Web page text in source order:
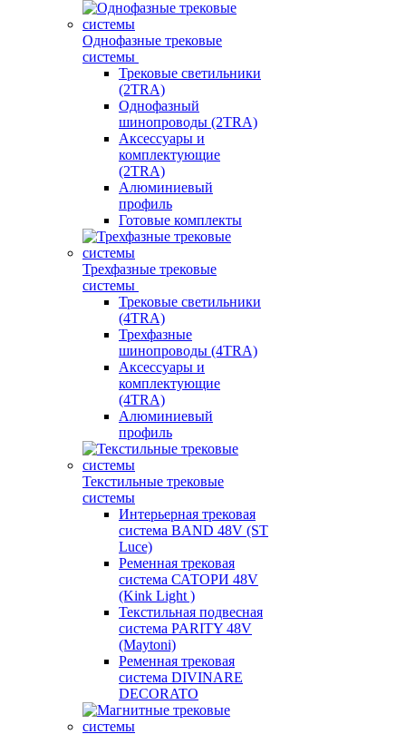
Однофазные трековые
системы
Трековые светильники
(2TRA)
Однофазный
шинопроводы (2TRA)
Аксессуары и
комплектующие
(2TRA)
Алюминиевый
профиль
Готовые комплекты
Трехфазные трековые
системы
Трековые светильники
(4TRA)
Трехфазные
шинопроводы (4TRA)
Аксессуары и
комплектующие
(4TRA)
Алюминиевый
профиль
Текстильные трековые
системы
Интерьерная трековая
система BAND 48V (ST
Luce)
Ременная трековая
система САТОРИ 48V
(Kink Light )
Текстильная подвесная
система PARITY 48V
(Maytoni)
Ременная трековая
система DIVINARE
DECORATO